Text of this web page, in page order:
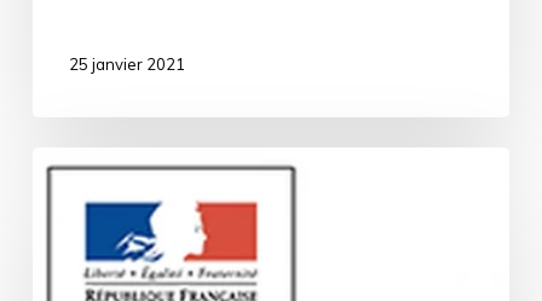
25 janvier 2021
Lancement
campagnes
FDVA